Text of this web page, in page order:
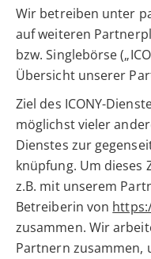
Wir betreiben unter
auf weiteren
bzw. Singlebörse
Übersicht unserer
Ziel des ICONY-
möglichst vieler
Dienstes zur
knüpfung. Um dieses
z.B. mit unserem
Betreiberin von
zusammen. Wir
Partnern zusammen,